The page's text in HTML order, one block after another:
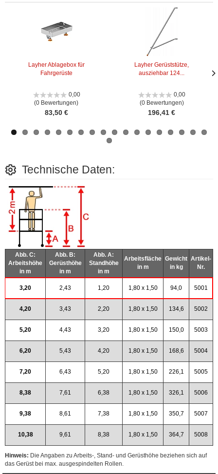
Layher Ablagebox für
Fahrgerüste
0,00
(0 Bewertungen)
83,50 €
Layher Gerüststütze,
ausziehbar 124...
0,00
(0 Bewertungen)
196,41 €
Technische Daten:
Abb. C:
Arbeitshöhe
in m
Abb. B:
Gerüsthöhe
in m
Abb. A:
Standhöhe
in m
Arbeitsfläche
in m
Gewicht
in kg
Artikel-
Nr.
3,20 2,43 1,20 1,80 x 1,50 94,0 5001
4,20 3,43 2,20 1,80 x 1,50 134,6 5002
5,20 4,43 3,20 1,80 x 1,50 150,0 5003
6,20 5,43 4,20 1,80 x 1,50 168,6 5004
7,20 6,43 5,20 1,80 x 1,50 226,1 5005
8,38 7,61 6,38 1,80 x 1,50 326,1 5006
9,38 8,61 7,38 1,80 x 1,50 350,7 5007
10,38 9,61 8,38 1,80 x 1,50 364,7 5008
Hinweis: Die Angaben zu Arbeits-, Stand- und Gerüsthöhe beziehen sich auf
das Gerüst bei max. ausgespindelten Rollen.